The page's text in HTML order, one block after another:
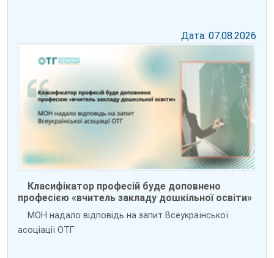
Дата: 07.08.2026
Класифікатор професій буде доповнено
професією «вчитель закладу дошкільної освіти»
МОН надало відповідь на запит Всеукраїнської
асоціації ОТГ